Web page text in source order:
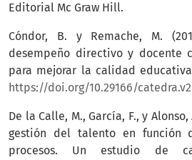
Editorial Mc Graw Hill.
Cóndor, B. y Remache, M.
desempeño directivo y docente
para mejorar la calidad educativa.
https://doi.org/10.29166/
De la Calle, M., García, F., y
gestión del talento en función
procesos. Un estudio de